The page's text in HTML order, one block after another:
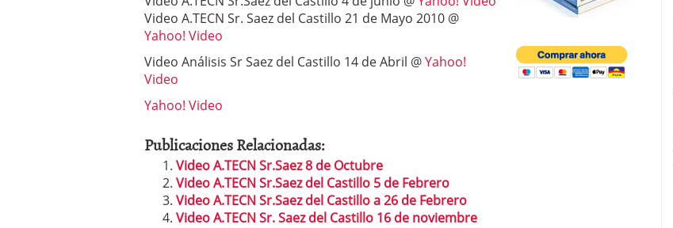
Video A.TECN Sr. Saez del Castillo 21 de Mayo 2010 @
Yahoo! Video
Video Análisis Sr Saez del Castillo 14 de Abril @Yahoo!
Video
Yahoo! Video
Publicaciones Relacionadas:
Video A.TECN Sr.Saez 8 de Octubre
Video A.TECN Sr.Saez del Castillo 5 de Febrero
Video A.TECN Sr.Saez del Castillo a 26 de Febrero
Video A.TECN Sr. Saez del Castillo 16 de noviembre